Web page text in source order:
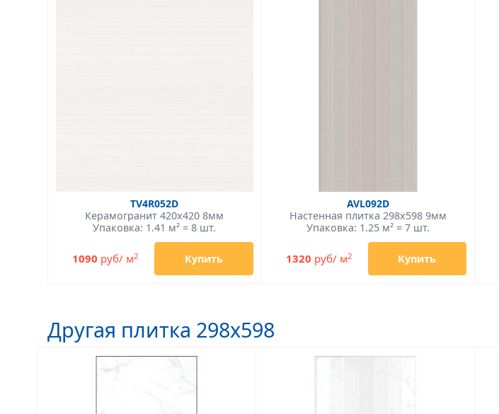
TV4R052D
Керамогранит 420x420 8мм
Упаковка: 1.41 м² = 8 шт.
1090 руб/ м2 Купить
AVL092D
Настенная плитка 298x598 9мм
Упаковка: 1.25 м² = 7 шт.
1320 руб/ м2 Купить
Другая плитка 298x598